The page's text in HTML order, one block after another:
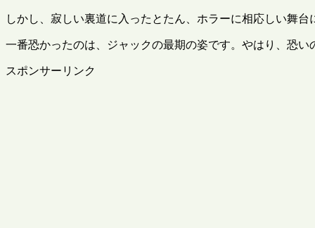
しかし、寂しい裏道に入ったとたん、ホラーに相応しい舞
一番恐かったのは、ジャックの最期の姿です。やはり、恐い
スポンサーリンク